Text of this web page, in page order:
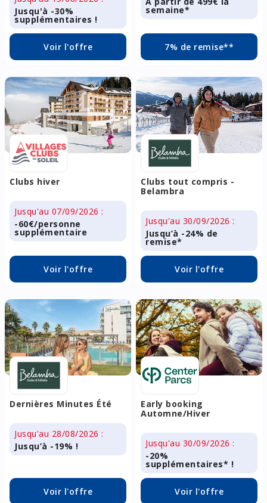
Jusqu'à -30%
supplémentaires !
Voir l'offre
semaine*
7% de remise**
Clubs hiver
Jusqu'au 07/09/2026 :
-60€/personne
supplémentaire
Voir l'offre
Clubs tout compris -
Belambra
Jusqu'au 30/09/2026 :
Jusqu’à -24% de
remise*
Voir l'offre
Dernières Minutes Été
Jusqu'au 28/08/2026 :
Jusqu’à -19% !
Voir l'offre
Early booking
Automne/Hiver
Jusqu'au 30/09/2026 :
-20%
supplémentaires* !
Voir l'offre